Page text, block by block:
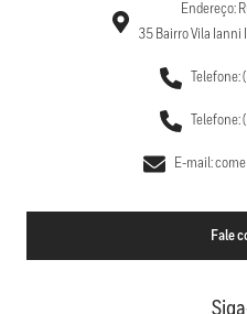
Endereço:
35 Bairro Vila
E-mail:
Fale